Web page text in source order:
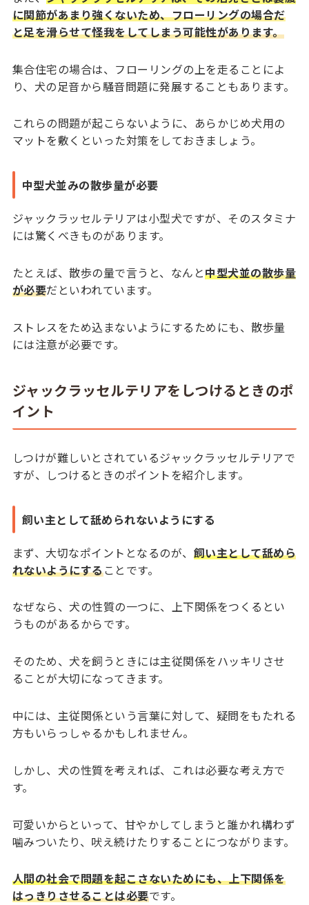
に関節があまり強くないため、フローリングの場合だ
と足を滑らせて怪我をしてしまう可能性があります。
集合住宅の場合は、フローリングの上を走ることによ
り、犬の足音から騒音問題に発展することもあります。
これらの問題が起こらないように、あらかじめ犬用の
マットを敷くといった対策をしておきましょう。
中型犬並みの散歩量が必要
ジャックラッセルテリアは小型犬ですが、そのスタミナ
には驚くべきものがあります。
たとえば、散歩の量で言うと、なんと中型犬並の散歩量
が必要だといわれています。
ストレスをため込まないようにするためにも、散歩量
には注意が必要です。
ジャックラッセルテリアをしつけるときのポ
イント
しつけが難しいとされているジャックラッセルテリアで
すが、しつけるときのポイントを紹介します。
飼い主として舐められないようにする
まず、大切なポイントとなるのが、 飼い主として舐めら
れないようにすることです。
なぜなら、犬の性質の一つに、上下関係をつくるとい
うものがあるからです。
そのため、犬を飼うときには主従関係をハッキリさせ
ることが大切になってきます。
中には、主従関係という言葉に対して、疑問をもたれる
方もいらっしゃるかもしれません。
しかし、犬の性質を考えれば、これは必要な考え方で
す。
可愛いからといって、甘やかしてしまうと誰かれ構わず
噛みついたり、吠え続けたりすることにつながります。
人間の社会で問題を起こさないためにも、上下関係を
はっきりさせることは必要です。